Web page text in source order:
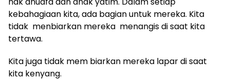
kebahagiaan kita, ada bagian untuk mereka. Kita
tidak menbiarkan mereka menangis di saat kita
tertawa.
Kita juga tidak mem biarkan mereka lapar di saat
kita kenyang.